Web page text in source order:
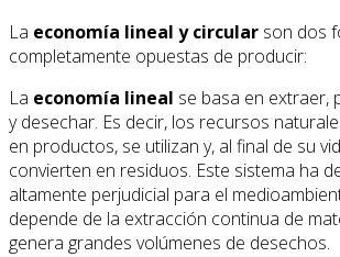
La economía lineal y circular son dos
completamente opuestas de producir:
La economía lineal se basa en extraer,
y desechar. Es decir, los recursos
en productos, se utilizan y, al final de su
convierten en residuos. Este sistema ha
altamente perjudicial para el
depende de la extracción continua de
genera grandes volúmenes de desechos.